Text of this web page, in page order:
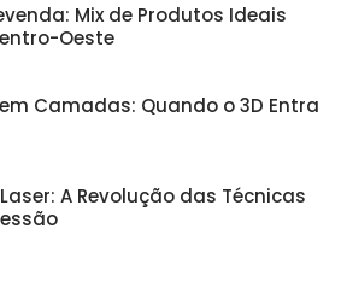
Mix de Produtos Ideais
Oeste
Camadas: Quando o 3D Entra
A Revolução das Técnicas